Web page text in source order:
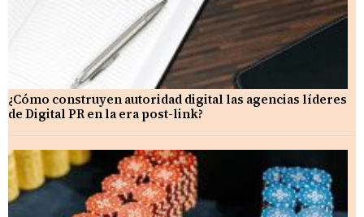
¿Cómo construyen autoridad digital las agencias líderes
de Digital PR en la era post-link?